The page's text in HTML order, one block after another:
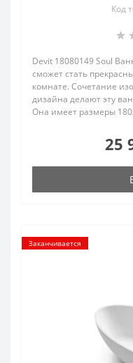
Код
Devit 18080149 Soul
сможет стать
комнате. Сочетание
дизайна делают эту
Она имеет размеры
25
Заканчивается